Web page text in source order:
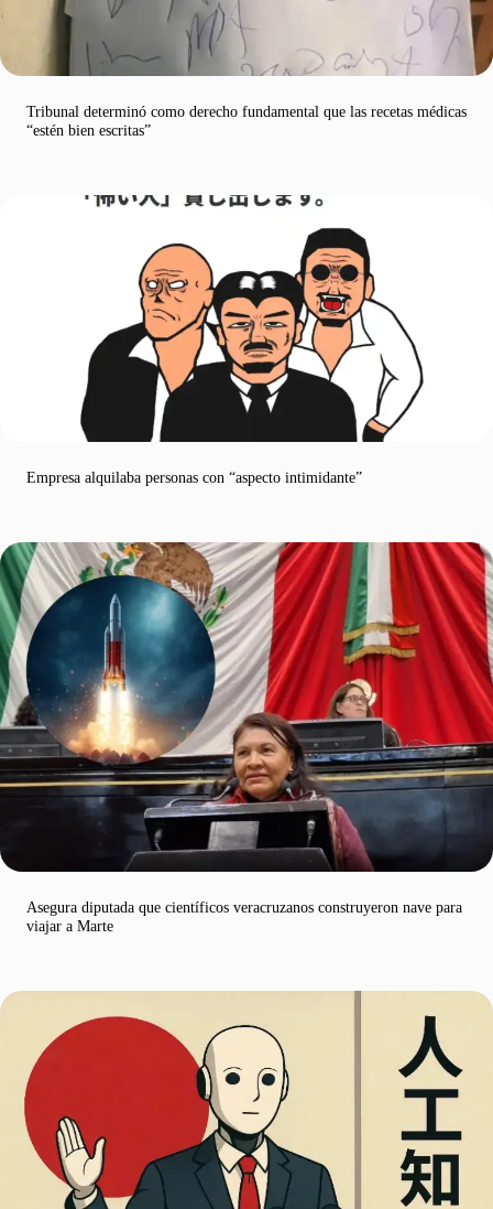
Tribunal determinó como derecho fundamental que las recetas médicas
“estén bien escritas”
Empresa alquilaba personas con “aspecto intimidante”
Asegura diputada que científicos veracruzanos construyeron nave para
viajar a Marte